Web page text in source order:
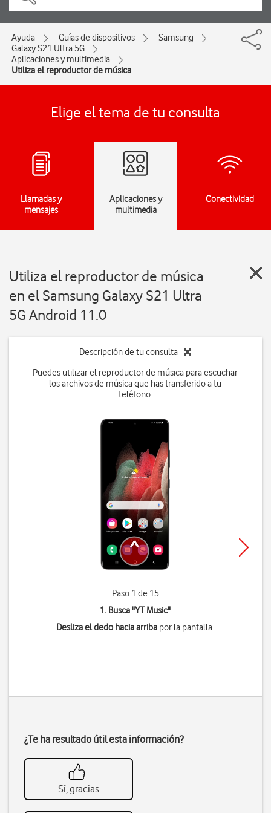
Ayuda Guías de dispositivos
Samsung
Galaxy S21 Ultra 5G
Aplicaciones y multimedia
Utiliza el reproductor de música
Elige el tema de tu consulta
Llamadas y
mensajes
Aplicaciones y
multimedia
Conectividad
Utiliza el reproductor de música
en el Samsung Galaxy S21 Ultra
5G Android 11.0
Descripción de tu consulta
Puedes utilizar el reproductor de música para escuchar
los archivos de música que has transferido a tu
teléfono.
Paso 1 de 15
1. Busca "YT Music"
Desliza el dedo hacia arriba por la pantalla.
¿Te ha resultado útil esta información?
Sí, gracias